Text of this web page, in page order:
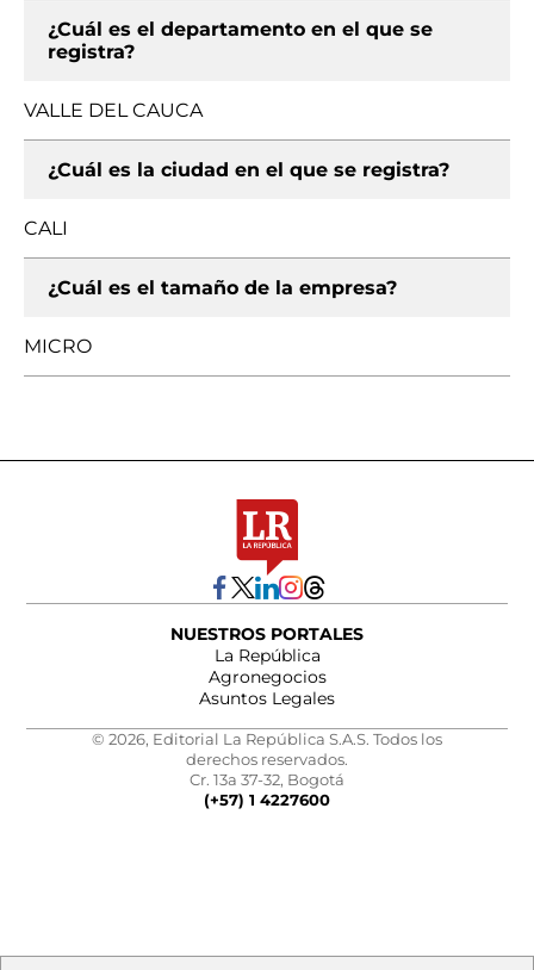
¿Cuál es el departamento en el que se
registra?
VALLE DEL CAUCA
¿Cuál es la ciudad en el que se registra?
CALI
¿Cuál es el tamaño de la empresa?
MICRO
NUESTROS PORTALES
La República
Agronegocios
Asuntos Legales
© 2026, Editorial La República S.A.S. Todos los
derechos reservados.
Cr. 13a 37-32, Bogotá
(+57) 1 4227600